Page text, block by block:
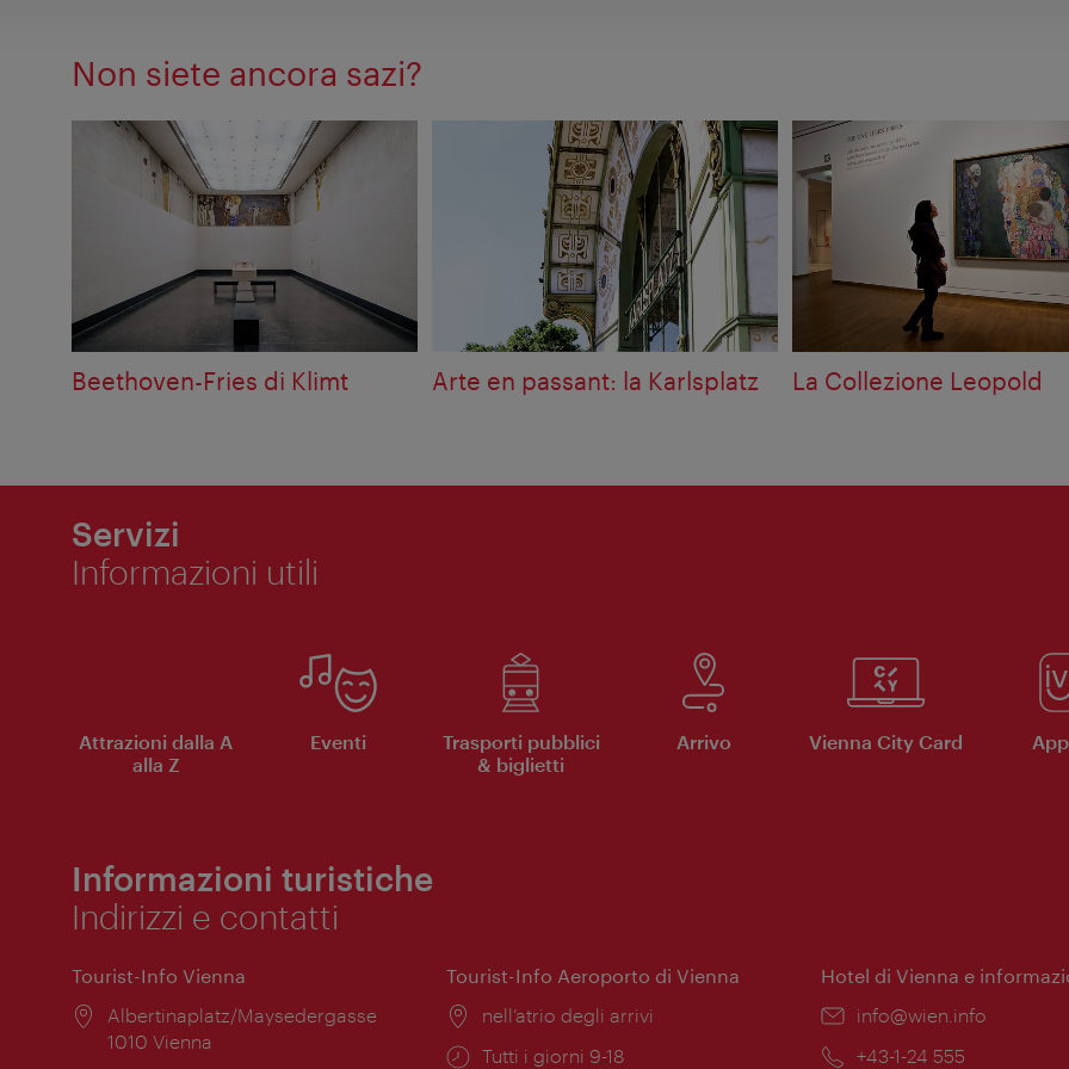
Non siete ancora sazi?
Beethoven-Fries di Klimt Arte en passant: la Karlsplatz La Collezione Leopold
Servizi
Informazioni utili
Attrazioni dalla A
alla Z
Eventi
Trasporti pubblici
& biglietti
Arrivo Vienna City Card
Informazioni turistiche
Indirizzi e contatti
Tourist-Info Vienna
Posizione:
Albertinaplatz/Maysedergasse
1010 Vienna
Tourist-Info Aeroporto di Vienna
Posizione:
nell’atrio degli arrivi
Orari
Tutti i giorni 9-18
Hotel di Vienna e
Email:
info@wien.info
Telefono:
+43-1-24 555